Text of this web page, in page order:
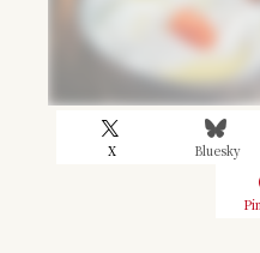
X Bluesky